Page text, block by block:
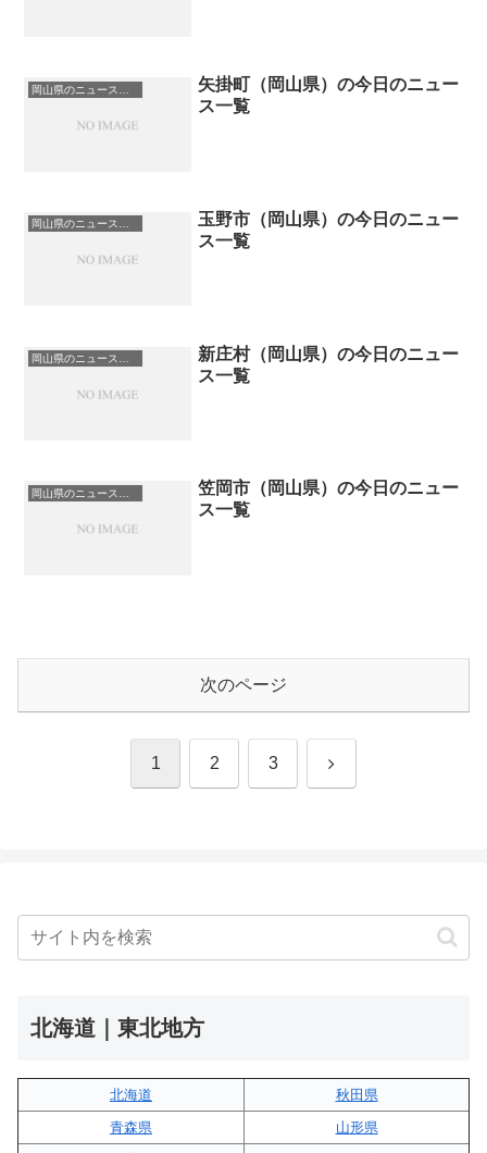
矢掛町（岡山県）の今日のニュー
ス一覧
岡山県のニュース一覧
玉野市（岡山県）の今日のニュー
ス一覧
新庄村（岡山県）の今日のニュー
ス一覧
笠岡市（岡山県）の今日のニュー
ス一覧
次のページ
1 2 3 次
北海道｜東北地方
北海道
秋田県
青森県
山形県